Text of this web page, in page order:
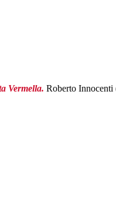
Vermella. Roberto